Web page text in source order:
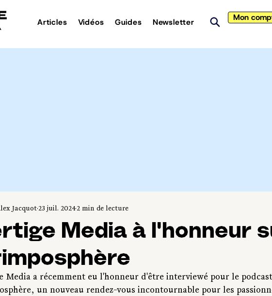
Articles Vidéos Guides Newsletter Mon
Media à l'honneur
Jacquot23 juil. 2024 2 min de lecture
Media a récemment eu l'honneur d'être interviewé pour le podcast
un nouveau rendez-vous incontournable pour les